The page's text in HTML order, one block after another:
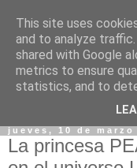
jueves, 10 de marzo
La princesa
This site uses
and to analyze
shared with Google
metrics to ensure
statistics, and to